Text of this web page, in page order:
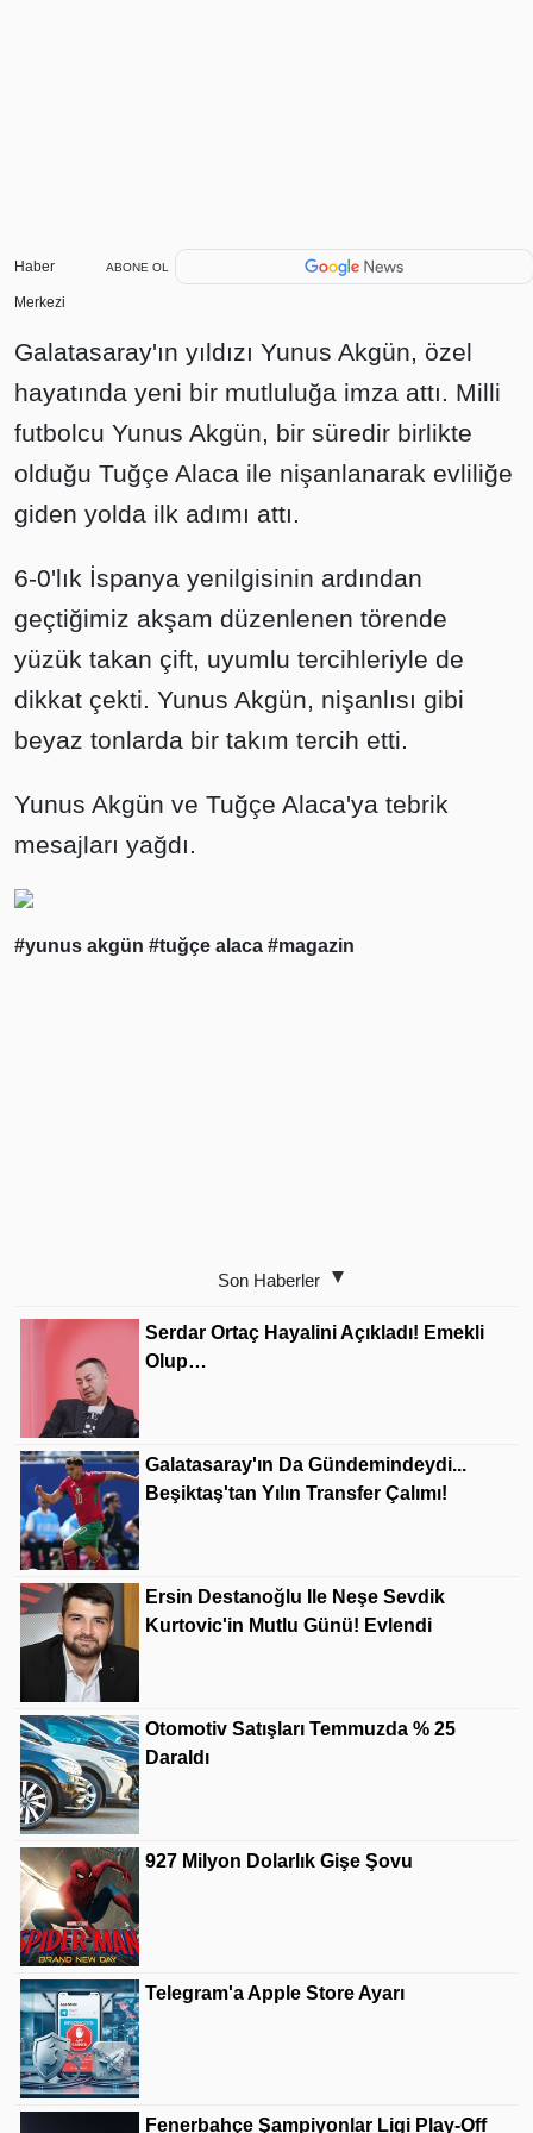
Haber
Merkezi
ABONE OL
Galatasaray'ın yıldızı Yunus Akgün, özel
hayatında yeni bir mutluluğa imza attı. Milli
futbolcu Yunus Akgün, bir süredir birlikte
olduğu Tuğçe Alaca ile nişanlanarak evliliğe
giden yolda ilk adımı attı.
6-0'lık İspanya yenilgisinin ardından
geçtiğimiz akşam düzenlenen törende
yüzük takan çift, uyumlu tercihleriyle de
dikkat çekti. Yunus Akgün, nişanlısı gibi
beyaz tonlarda bir takım tercih etti.
Yunus Akgün ve Tuğçe Alaca'ya tebrik
mesajları yağdı.
#yunus akgün #tuğçe alaca #magazin
Son Haberler
Serdar Ortaç Hayalini Açıkladı! Emekli
Olup…
Galatasaray'ın Da Gündemindeydi...
Beşiktaş'tan Yılın Transfer Çalımı!
Ersin Destanoğlu Ile Neşe Sevdik
Kurtovic'in Mutlu Günü! Evlendi
Otomotiv Satışları Temmuzda % 25
Daraldı
927 Milyon Dolarlık Gişe Şovu
Telegram'a Apple Store Ayarı
Fenerbahçe Şampiyonlar Ligi Play-Off